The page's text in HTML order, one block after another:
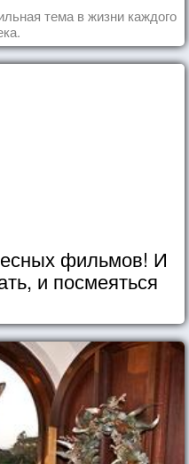
тема в жизни каждого
фильмов! И
и посмеяться